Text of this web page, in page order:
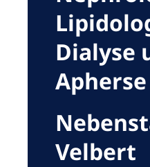
United Kingdom
Asia Pacific
Asia Pacific
Australia
Philippines
Dialyse
Apherse
Velbert